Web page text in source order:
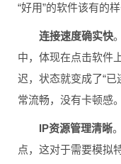
“好用”的软件该有的样
连接速度确实快
中，体现在点击软件
迟，状态就变成了“
常流畅，没有卡顿感。
IP资源管理清晰
点，这对于需要模拟